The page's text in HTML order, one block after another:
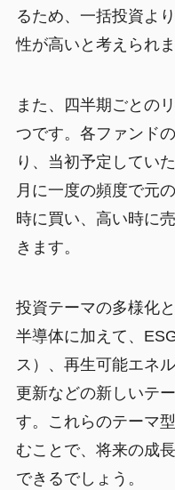
るため、一括投資よ
性が高いと考えられま
また、四半期ごとの
つです。各ファンド
り、当初予定してい
月に一度の頻度で元
時に買い、高い時に
きます。
投資テーマの多様化
半導体に加えて、
ス）、再生可能エネ
更新などの新しいテ
す。これらのテーマ
むことで、将来の成
できるでしょう。